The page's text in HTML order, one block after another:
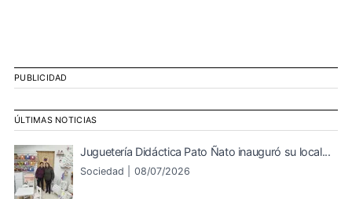
PUBLICIDAD
ÚLTIMAS NOTICIAS
Juguetería Didáctica Pato Ñato inauguró su local...
Sociedad | 08/07/2026